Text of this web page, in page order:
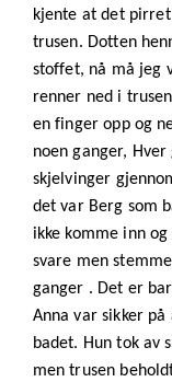
kjente at det
trusen. Dotten
stoffet, nå må jeg
renner ned i
en finger opp og
noen ganger,
skjelvinger
det var Berg som
ikke komme inn
svare men
ganger . Det er
Anna var sikker
badet. Hun tok av
men trusen